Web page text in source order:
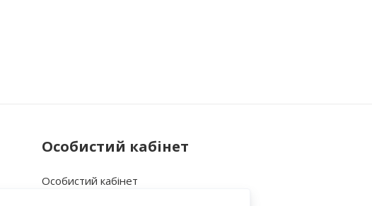
Особистий кабінет
Особистий кабінет